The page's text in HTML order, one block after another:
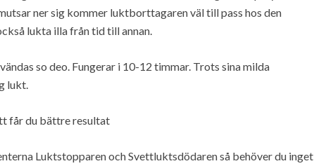
ner sig kommer luktborttagaren väl till pass hos den
lukta illa från tid till annan.
so deo. Fungerar i 10-12 timmar. Trots sina milda
lukt.
får du bättre resultat
Luktstopparen och Svettluktsdödaren så behöver du inget